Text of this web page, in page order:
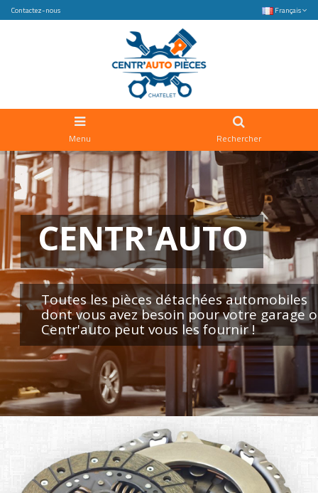
Contactez-nous Français
Menu Rechercher
Toutes les pièces détachées automobiles
dont vous avez besoin pour votre garage
Centr'auto peut vous les fournir !
CENTR'AUTO